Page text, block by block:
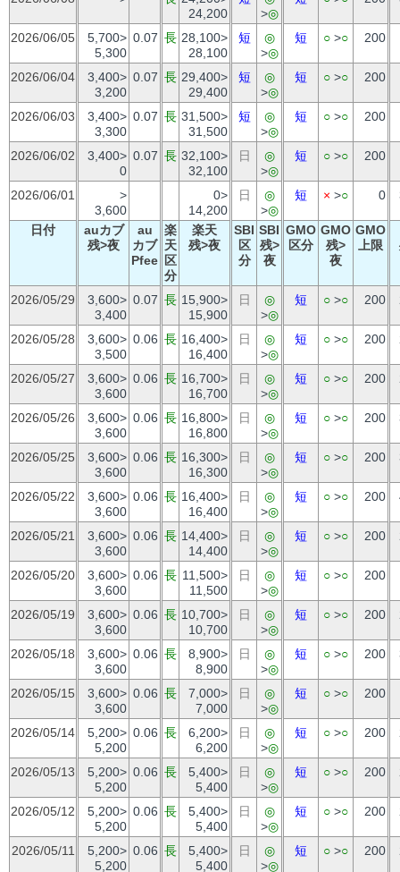
24,200
>◎
2026/06/05
5,700>
5,300
0.07 長 28,100>
28,100
短
◎
>◎
短 ○ >○ 200
2026/06/04
3,400>
3,200
0.07 長 29,400>
29,400
短
◎
>◎
短 ○ >○ 200
2026/06/03
3,400>
3,300
0.07 長 31,500>
31,500
短
◎
>◎
短 ○ >○ 200
2026/06/02
3,400>
0
0.07 長 32,100>
32,100
日
◎
>◎
短 ○ >○ 200
2026/06/01
>
3,600
0>
14,200
日
◎
>◎
短 × >○ 0
日付
auカブ
残>夜
au
カブ
Pfee
楽
天
区
分
楽天
残>夜
SBI
区
分
SBI
残>
夜
GMO
区分
GMO
残>
夜
GMO
上限
2026/05/29
3,600>
3,400
0.07 長 15,900>
15,900
日
◎
>◎
短 ○ >○ 200
2026/05/28
3,600>
3,500
0.06 長 16,400>
16,400
日
◎
>◎
短 ○ >○ 200
2026/05/27
3,600>
3,600
0.06 長 16,700>
16,700
日
◎
>◎
短 ○ >○ 200
2026/05/26
3,600>
3,600
0.06 長 16,800>
16,800
日
◎
>◎
短 ○ >○ 200
2026/05/25
3,600>
3,600
0.06 長 16,300>
16,300
日
◎
>◎
短 ○ >○ 200
2026/05/22
3,600>
3,600
0.06 長 16,400>
16,400
日
◎
>◎
短 ○ >○ 200
2026/05/21
3,600>
3,600
0.06 長 14,400>
14,400
日
◎
>◎
短 ○ >○ 200
2026/05/20
3,600>
3,600
0.06 長 11,500>
11,500
日
◎
>◎
短 ○ >○ 200
2026/05/19
3,600>
3,600
0.06 長 10,700>
10,700
日
◎
>◎
短 ○ >○ 200
2026/05/18
3,600>
3,600
0.06 長
8,900>
8,900
日
◎
>◎
短 ○ >○ 200
2026/05/15
3,600>
3,600
0.06 長
7,000>
7,000
日
◎
>◎
短 ○ >○ 200
2026/05/14
5,200>
5,200
0.06 長
6,200>
6,200
日
◎
>◎
短 ○ >○ 200
2026/05/13
5,200>
5,200
0.06 長
5,400>
5,400
日
◎
>◎
短 ○ >○ 200
2026/05/12
5,200>
5,200
0.06 長
5,400>
5,400
日
◎
>◎
短 ○ >○ 200
2026/05/11
5,200>
5,200
0.06 長
5,400>
5,400
日
◎
>◎
短 ○ >○ 200